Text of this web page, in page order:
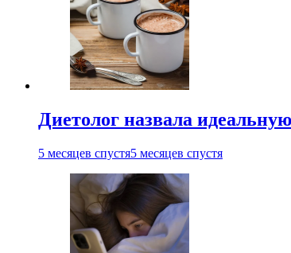
Диетолог назвала
5 месяцев спустя5 месяцев спустя